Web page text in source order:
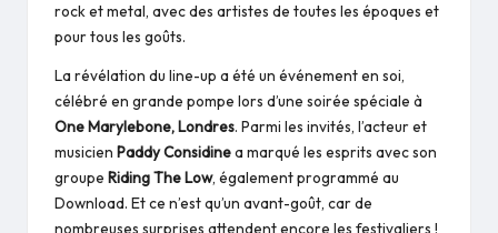
rock et metal, avec des artistes de toutes les époques et
pour tous les goûts.
La révélation du line-up a été un événement en soi,
célébré en grande pompe lors d’une soirée spéciale à
One Marylebone, Londres. Parmi les invités, l’acteur et
musicien Paddy Considinea marqué les esprits avec son
groupe Riding The Low, également programmé au
Download. Et ce n’est qu’un avant-goût, car de
nombreuses surprises attendent encore les festivaliers !